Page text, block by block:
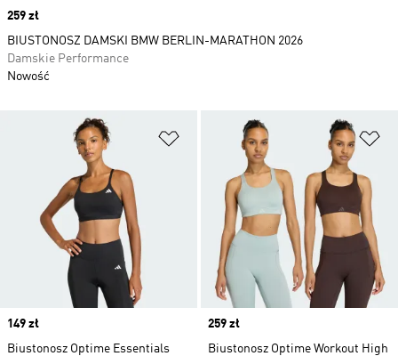
Dodaj do listy życzeń
Price
149 zł
Biustonosz Optime Essentials
Price
259 zł
Biustonosz Optime Workout High
Price
259 zł
BIUSTONOSZ DAMSKI BMW BERLIN-MARATHON 2026
Damskie Performance
Nowość